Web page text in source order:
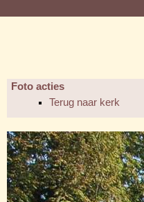
Foto acties
Terug naar kerk